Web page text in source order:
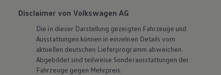
Disclaimer von Volkswagen AG
Die in dieser Darstellung gezeigten Fahrzeuge und
Ausstattungen können in einzelnen Details vom
aktuellen deutschen Lieferprogramm abweichen.
Abgebildet sind teilweise Sonderausstattungen der
Fahrzeuge gegen Mehrpreis.